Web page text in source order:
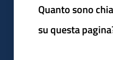
Quanto sono
su questa